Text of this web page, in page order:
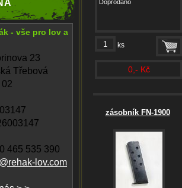
- vše pro lov a
23
Třebová
02
465 535 390
lov.com
Doprodáno
ks
0,- Kč
zásobník FN-1900